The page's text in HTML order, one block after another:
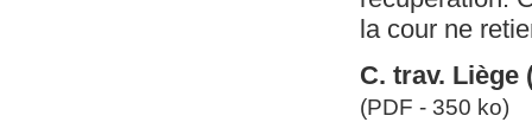
la cour ne
C. trav. Liège
(PDF - 350 ko)